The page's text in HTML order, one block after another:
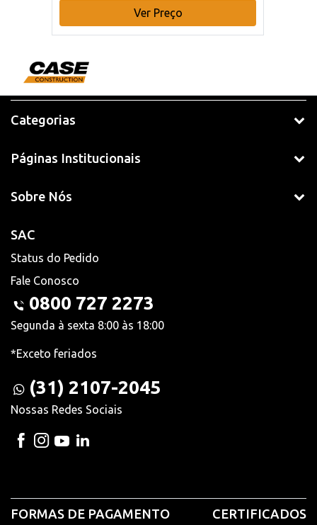
Ver Preço
Categorias
Páginas Institucionais
Sobre Nós
SAC
Status do Pedido
Fale Conosco
0800 727 2273
Segunda à sexta 8:00 às 18:00
*Exceto feriados
(31) 2107-2045
Nossas Redes Sociais
FORMAS DE PAGAMENTO CERTIFICADOS